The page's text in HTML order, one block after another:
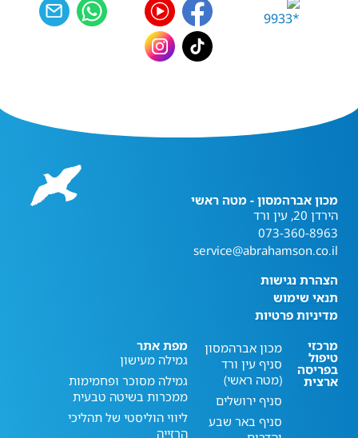
מכון אברהמסון - מטה ראשי
הירדן 20, עין ורד
073-360-8963
service@abrahamson.co.il
הצהרת נגישות
תנאי שימוש
מדיניות פרטיות
מרכזי
טיפול
בפריסה
ארצית
מכון אברהמסון
סניף עין ורד
(מטה ראשי)
סניף ירושלים
סניף באר שבע
מפת אתר
גמילה מעישון
גמילה מסוכר ופחמימות
ממכרות בשיטה טבעית
ליווי הוליסטי של תהליכי
הרזייה